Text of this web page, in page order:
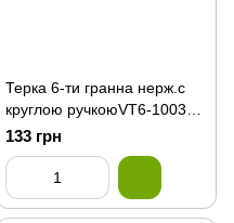
Терка 6-ти гранна нерж.с
круглою ручкоюVT6-10036
(72шт)
133 грн